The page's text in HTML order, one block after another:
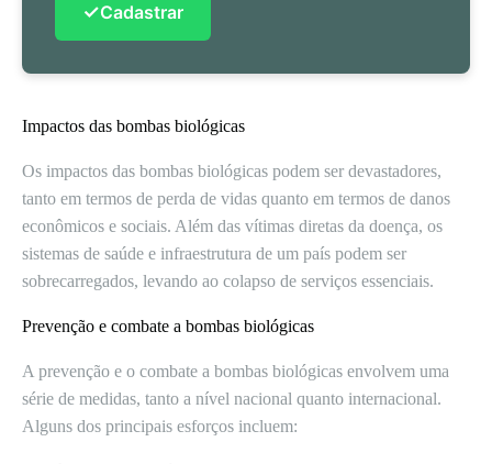
✓Cadastrar
Impactos das bombas biológicas
Os impactos das bombas biológicas podem ser devastadores,
tanto em termos de perda de vidas quanto em termos de danos
econômicos e sociais. Além das vítimas diretas da doença, os
sistemas de saúde e infraestrutura de um país podem ser
sobrecarregados, levando ao colapso de serviços essenciais.
Prevenção e combate a bombas biológicas
A prevenção e o combate a bombas biológicas envolvem uma
série de medidas, tanto a nível nacional quanto internacional.
Alguns dos principais esforços incluem: